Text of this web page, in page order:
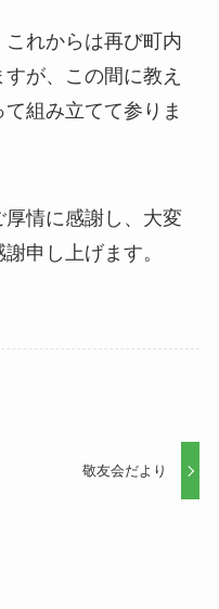
れからは再び町内
が、この間に教え
組み立てて参りま
情に感謝し、大変
申し上げます。
敬友会だより